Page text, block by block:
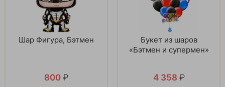
Шар Фигура, Бэтмен
800 ₽
Букет из шаров
«Бэтмен и супермен»
4 358 ₽